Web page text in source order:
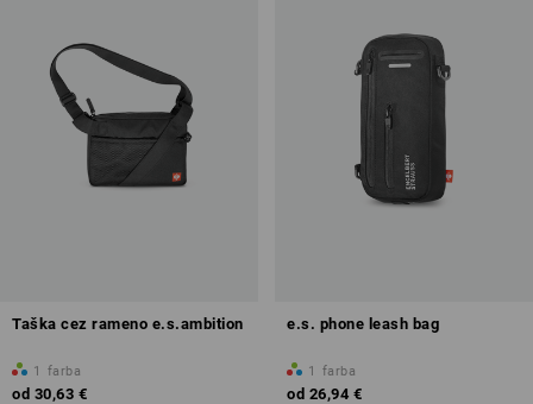
Taška cez rameno e.s.ambition
1 farba
od 30,63 €
e.s. phone leash bag
1 farba
od 26,94 €